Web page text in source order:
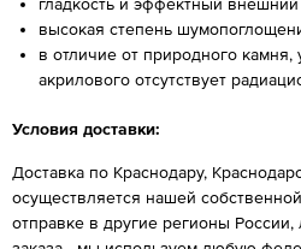
высокая степень
в отличие от природного камня,
акрилового отсутствует
Условия доставки:
Доставка по Краснодару,
осуществляется нашей
отправке в другие регионы